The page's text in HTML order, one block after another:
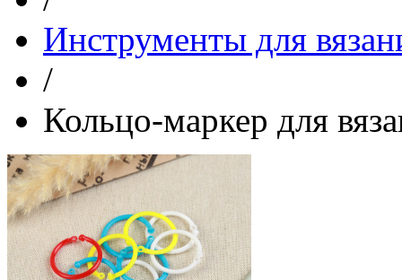
Инструменты для
/
Кольцо-маркер для